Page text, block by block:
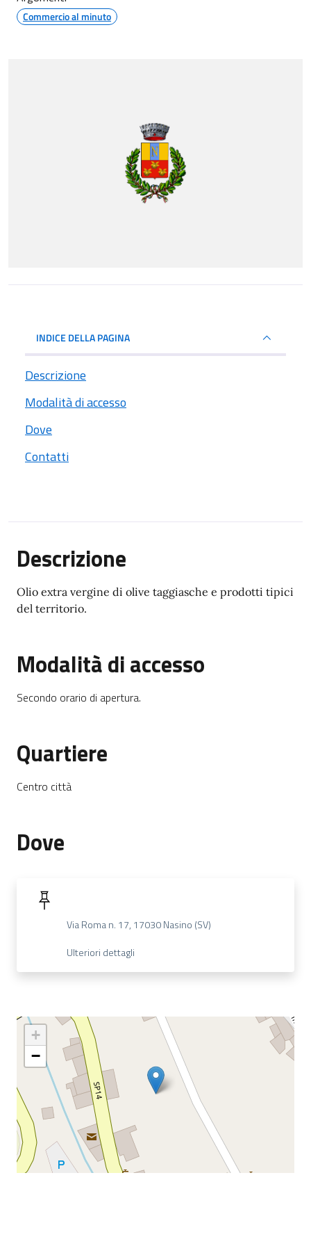
Commercio al minuto
INDICE DELLA PAGINA
Descrizione
Modalità di accesso
Dove
Contatti
Descrizione
Olio extra vergine di olive taggiasche e prodotti tipici
del territorio.
Modalità di accesso
Secondo orario di apertura.
Quartiere
Centro città
Dove
Via Roma n. 17, 17030 Nasino (SV)
Ulteriori dettagli
+
−